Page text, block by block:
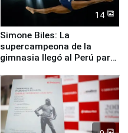
14
Simone Biles: La
supercampeona de la
gimnasia llegó al Perú para
Panamericanos Lima 2027